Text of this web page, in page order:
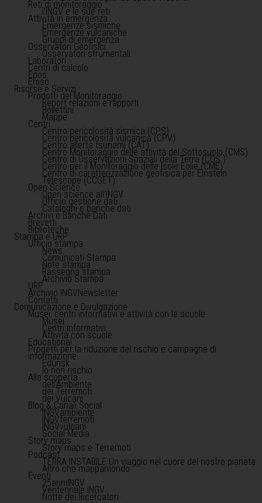
Reti di monitoraggio
l'INGV e le sue reti
Attività in emergenza
Emergenze sismiche
Emergenze vulcaniche
Gruppi di emergenza
Osservatori Geofisici
Osservatori strumentali
Laboratori
Centri di calcolo
Epos
Emso
Risorse e Servizi
Prodotti del Monitoraggio
Report relazioni e rapporti
Bollettini
Mappe
Centri
Centro pericolosità sismica (CPS)
Centro pericolosità vulcanica (CPV)
Centro allerta tsunami (CAT)
Centro Monitoraggio delle attività del Sottosuolo (CMS)
Centro di Osservazioni Spaziali della Terra (COS )
Centro per il Monitoraggio delle Isole Eolie (CME)
Centro di caratterizzazione geofisica per Einstein
Telescope (CCGET)
Open Science
Open science all'INGV
Ufficio gestione dati
Cataloghi e banche dati
Archivi e Banche Dati
Brevetti
Biblioteche
Stampa e URP
Ufficio stampa
News
Comunicati Stampa
Note stampa
Rassegna stampa
Archivio Stampa
URP
Archivio INGVNewsletter
Contatti
Comunicazione e Divulgazione
Musei, centri informativi e attività con le scuole
Musei
Centri informativi
Attività con scuole
Educational
Progetti per la riduzione del rischio e campagne di
informazione
Edurisk
Io non rischio
Alla scoperta
dell'Ambiente
dei Terremoti
dei Vulcani
Blog & Canali Social
INGVambiente
INGVterremoti
INGVvulcani
Social Media
Story maps
Story maps e Terremoti
Podcast
TERRA INSTABILE Un viaggio nel cuore del nostro pianeta
Altro che mappamondo
Eventi
25anniINGV
Ventennale INGV
Notte dei Ricercatori